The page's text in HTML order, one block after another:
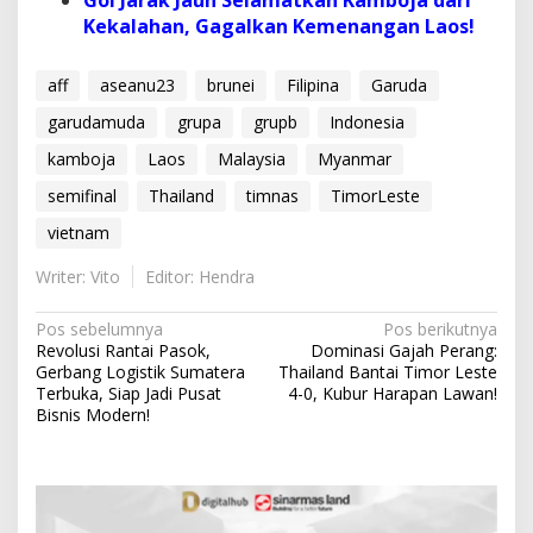
Kekalahan, Gagalkan Kemenangan Laos!
aff aseanu23 brunei Filipina
Garuda
garudamuda
grupa grupb
Indonesia
kamboja
Laos Malaysia
Myanmar
semifinal
Thailand timnas
TimorLeste
vietnam
Writer: Vito
Editor: Hendra
N
a
v
Pos sebelumnya
Revolusi Rantai Pasok,
Gerbang Logistik Sumatera
Terbuka, Siap Jadi Pusat
Bisnis Modern!
Pos berikutnya
Dominasi Gajah Perang:
Thailand Bantai Timor Leste
4-0, Kubur Harapan Lawan!